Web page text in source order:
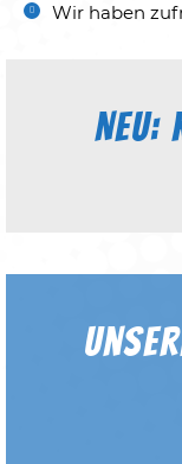
Wir haben
NEU: